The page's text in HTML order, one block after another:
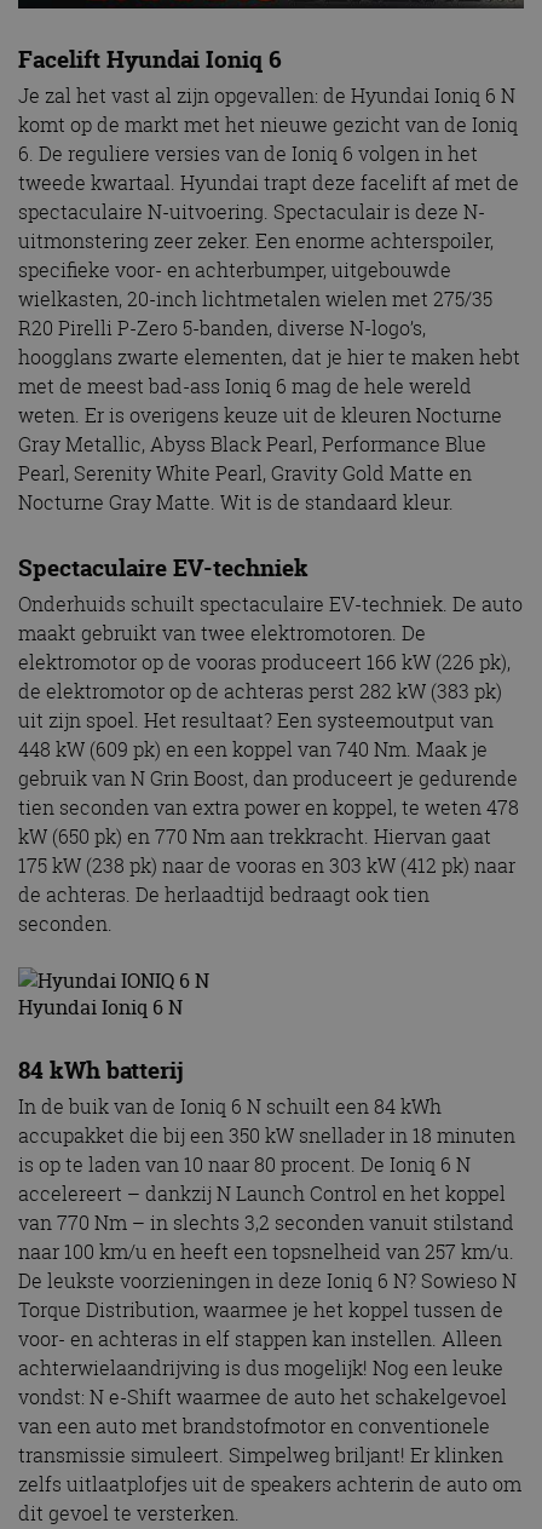
Facelift Hyundai Ioniq 6
Je zal het vast al zijn opgevallen: de Hyundai Ioniq 6 N
komt op de markt met het nieuwe gezicht van de Ioniq
6. De reguliere versies van de Ioniq 6 volgen in het
tweede kwartaal. Hyundai trapt deze facelift af met de
spectaculaire N-uitvoering. Spectaculair is deze N-
uitmonstering zeer zeker. Een enorme achterspoiler,
specifieke voor- en achterbumper, uitgebouwde
wielkasten, 20-inch lichtmetalen wielen met 275/35
R20 Pirelli P-Zero 5-banden, diverse N-logo’s,
hoogglans zwarte elementen, dat je hier te maken hebt
met de meest bad-ass Ioniq 6 mag de hele wereld
weten. Er is overigens keuze uit de kleuren Nocturne
Gray Metallic, Abyss Black Pearl, Performance Blue
Pearl, Serenity White Pearl, Gravity Gold Matte en
Nocturne Gray Matte. Wit is de standaard kleur.
Spectaculaire EV-techniek
Onderhuids schuilt spectaculaire EV-techniek. De auto
maakt gebruikt van twee elektromotoren. De
elektromotor op de vooras produceert 166 kW (226 pk),
de elektromotor op de achteras perst 282 kW (383 pk)
uit zijn spoel. Het resultaat? Een systeemoutput van
448 kW (609 pk) en een koppel van 740 Nm. Maak je
gebruik van N Grin Boost, dan produceert je gedurende
tien seconden van extra power en koppel, te weten 478
kW (650 pk) en 770 Nm aan trekkracht. Hiervan gaat
175 kW (238 pk) naar de vooras en 303 kW (412 pk) naar
de achteras. De herlaadtijd bedraagt ook tien
seconden.
Hyundai Ioniq 6 N
84 kWh batterij
In de buik van de Ioniq 6 N schuilt een 84 kWh
accupakket die bij een 350 kW snellader in 18 minuten
is op te laden van 10 naar 80 procent. De Ioniq 6 N
accelereert – dankzij N Launch Control en het koppel
van 770 Nm – in slechts 3,2 seconden vanuit stilstand
naar 100 km/u en heeft een topsnelheid van 257 km/u.
De leukste voorzieningen in deze Ioniq 6 N? Sowieso N
Torque Distribution, waarmee je het koppel tussen de
voor- en achteras in elf stappen kan instellen. Alleen
achterwielaandrijving is dus mogelijk! Nog een leuke
vondst: N e-Shift waarmee de auto het schakelgevoel
van een auto met brandstofmotor en conventionele
transmissie simuleert. Simpelweg briljant! Er klinken
zelfs uitlaatplofjes uit de speakers achterin de auto om
dit gevoel te versterken.